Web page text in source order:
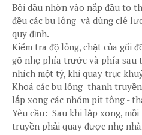
Bôi dầu nhờn vào nắp đầu to
đều các bu lông và dùng clê
quy định.
Kiểm tra độ lỏng, chặt của gối
gõ nhẹ phía trước và phía sau
nhích một tý, khi quay trục
Khoá các bu lông thanh
lắp xong các nhóm pit tông -
Yêu cầu: Sau khi lắp xong,
truyền phải quay được nhẹ